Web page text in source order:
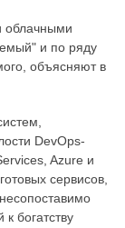
облачными
и по ряду
объясняют в
DevOps-
Azure и
сервисов,
богатству